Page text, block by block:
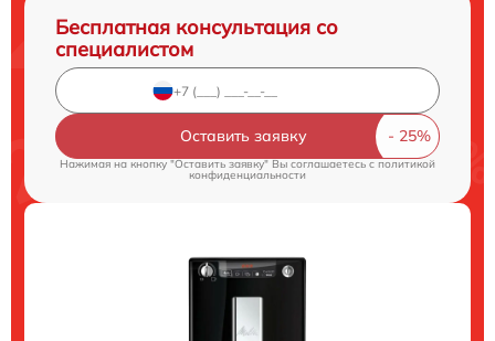
Бесплатная консультация со
специалистом
Оставить заявку
Нажимая на кнопку "Оставить заявку" Вы соглашаетесь cполитикой
конфиденциальности